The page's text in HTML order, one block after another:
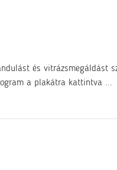
és vitrázsmegáldást
a plakátra kattintva ...